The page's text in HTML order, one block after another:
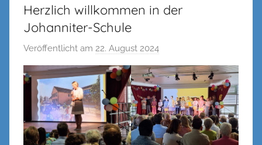
Herzlich willkommen in der
Johanniter-Schule
Veröffentlicht am 22. August 2024
o
n
n
e
n
k